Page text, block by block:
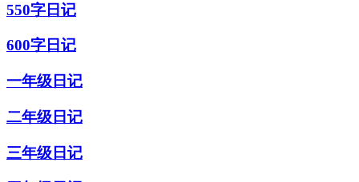
550字日记
600字日记
一年级日记
二年级日记
三年级日记